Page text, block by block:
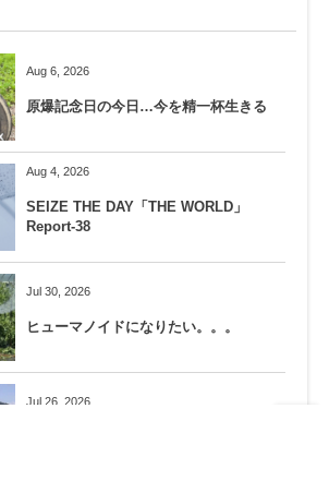
Aug 6, 2026
原爆記念日の今日…今を精一杯生きる
Aug 4, 2026
SEIZE THE DAY「THE WORLD」
Report-38
Jul 30, 2026
ヒューマノイドになりたい。。。
Jul 26, 2026